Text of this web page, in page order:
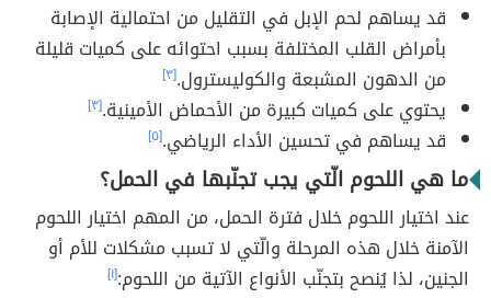
قد يساهم لحم الإبل في التقليل من احتمالية الإصابة
بأمراض القلب المختلفة بسبب احتوائه على كميات قليلة
من الدهون المشبعة والكوليسترول.[٣]
يحتوي على كميات كبيرة من الأحماض الأمينية.[٣]
قد يساهم في تحسين الأداء الرياضي.[٥]
ما هي اللحوم الّتي يجب تجنّبها في الحمل؟
عند اختيار اللحوم خلال فترة الحمل، من المهم اختيار اللحوم
الآمنة خلال هذه المرحلة والّتي لا تسبب مشكلات للأم أو
الجنين، لذا يُنصح بتجنّب الأنواع الآتية من اللحوم:[١]